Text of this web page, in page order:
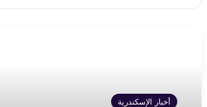
أخبار الإسكندرية